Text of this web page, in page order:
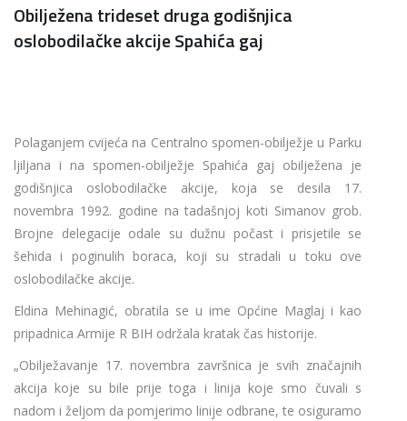
Obilježena trideset druga godišnjica
oslobodilačke akcije Spahića gaj
Polaganjem cvijeća na Centralno spomen-obilježje u Parku
ljiljana i na spomen-obilježje Spahića gaj obilježena je
godišnjica oslobodilačke akcije, koja se desila 17.
novembra 1992. godine na tadašnjoj koti Simanov grob.
Brojne delegacije odale su dužnu počast i prisjetile se
šehida i poginulih boraca, koji su stradali u toku ove
oslobodilačke akcije.
Eldina Mehinagić, obratila se u ime Općine Maglaj i kao
pripadnica Armije R BIH održala kratak čas historije.
„Obilježavanje 17. novembra završnica je svih značajnih
akcija koje su bile prije toga i linija koje smo čuvali s
nadom i željom da pomjerimo linije odbrane, te osiguramo